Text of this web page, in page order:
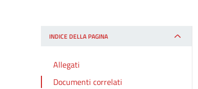
INDICE DELLA PAGINA
Allegati
Documenti correlati